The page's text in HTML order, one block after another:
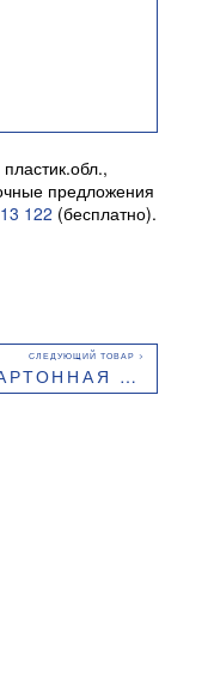
предложения
122 (бесплатно).
BM.24452101